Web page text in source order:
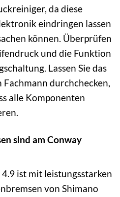
da diese
eindringen lassen
können. Überprüfen
und die Funktion
Lassen Sie das
durchchecken,
alle Komponenten
sind am Conway
4.9 ist mit leistungsstarken
von Shimano